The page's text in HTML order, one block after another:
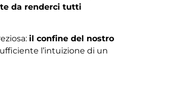
da renderci tutti
il confine del nostro
l’intuizione di un